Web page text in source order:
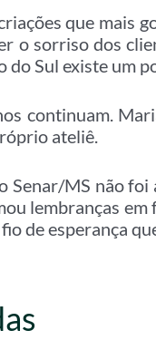
que mais
o sorriso dos
do Sul existe um
continuam.
ateliê.
Senar/MS não
lembranças em
de esperança